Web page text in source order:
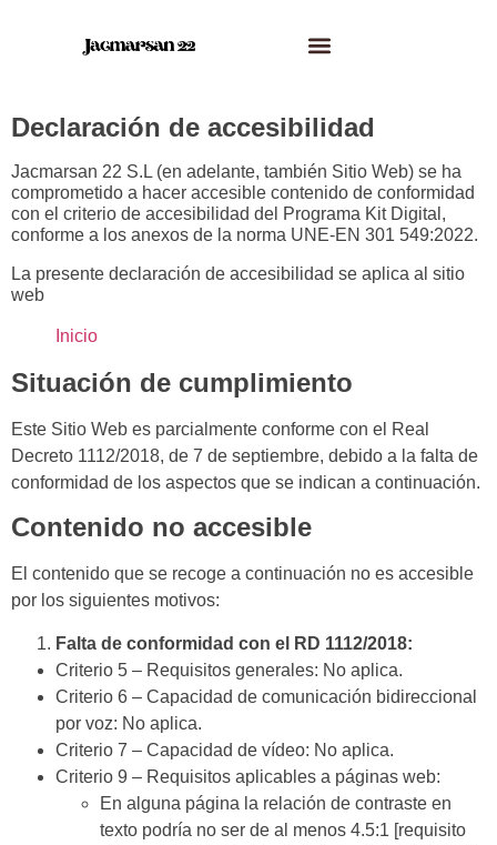
Declaración de accesibilidad
Jacmarsan 22 S.L (en adelante, también Sitio Web) se ha
comprometido a hacer accesible contenido de conformidad
con el criterio de accesibilidad del Programa Kit Digital,
conforme a los anexos de la norma UNE-EN 301 549:2022.
La presente declaración de accesibilidad se aplica al sitio
web
Inicio
Situación de cumplimiento
Este Sitio Web es parcialmente conforme con el Real
Decreto 1112/2018, de 7 de septiembre, debido a la falta de
conformidad de los aspectos que se indican a continuación.
Contenido no accesible
El contenido que se recoge a continuación no es accesible
por los siguientes motivos:
Falta de conformidad con el RD 1112/2018:
Criterio 5 – Requisitos generales: No aplica.
Criterio 6 – Capacidad de comunicación bidireccional
por voz: No aplica.
Criterio 7 – Capacidad de vídeo: No aplica.
Criterio 9 – Requisitos aplicables a páginas web:
En alguna página la relación de contraste en
texto podría no ser de al menos 4.5:1 [requisito